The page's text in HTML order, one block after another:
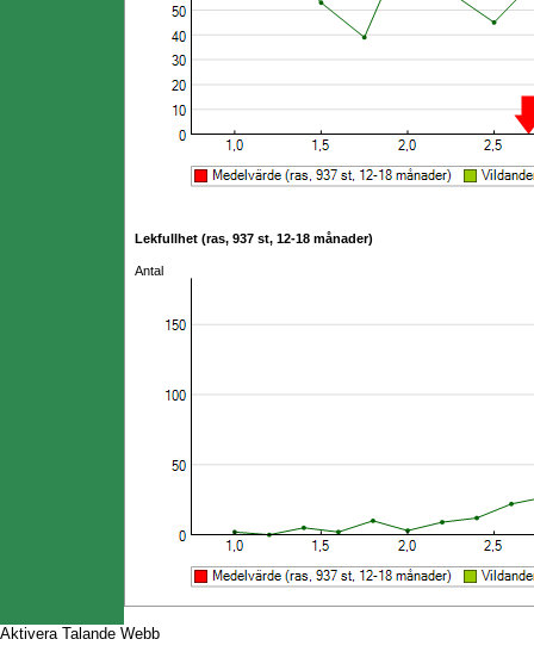
Lekfullhet (ras, 937 st, 12-18 månader)
Antal
Aktivera Talande Webb